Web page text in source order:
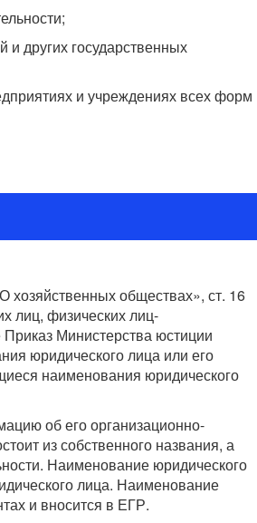
и других государственных
и учреждениях всех форм
хозяйственных обществах», ст. 16
лиц, физических лиц-
Министерства юстиции
юридического лица или его
наименования юридического
об его организационно-
из собственного названия, а
Наименование юридического
лица. Наименование
и вносится в ЕГР.